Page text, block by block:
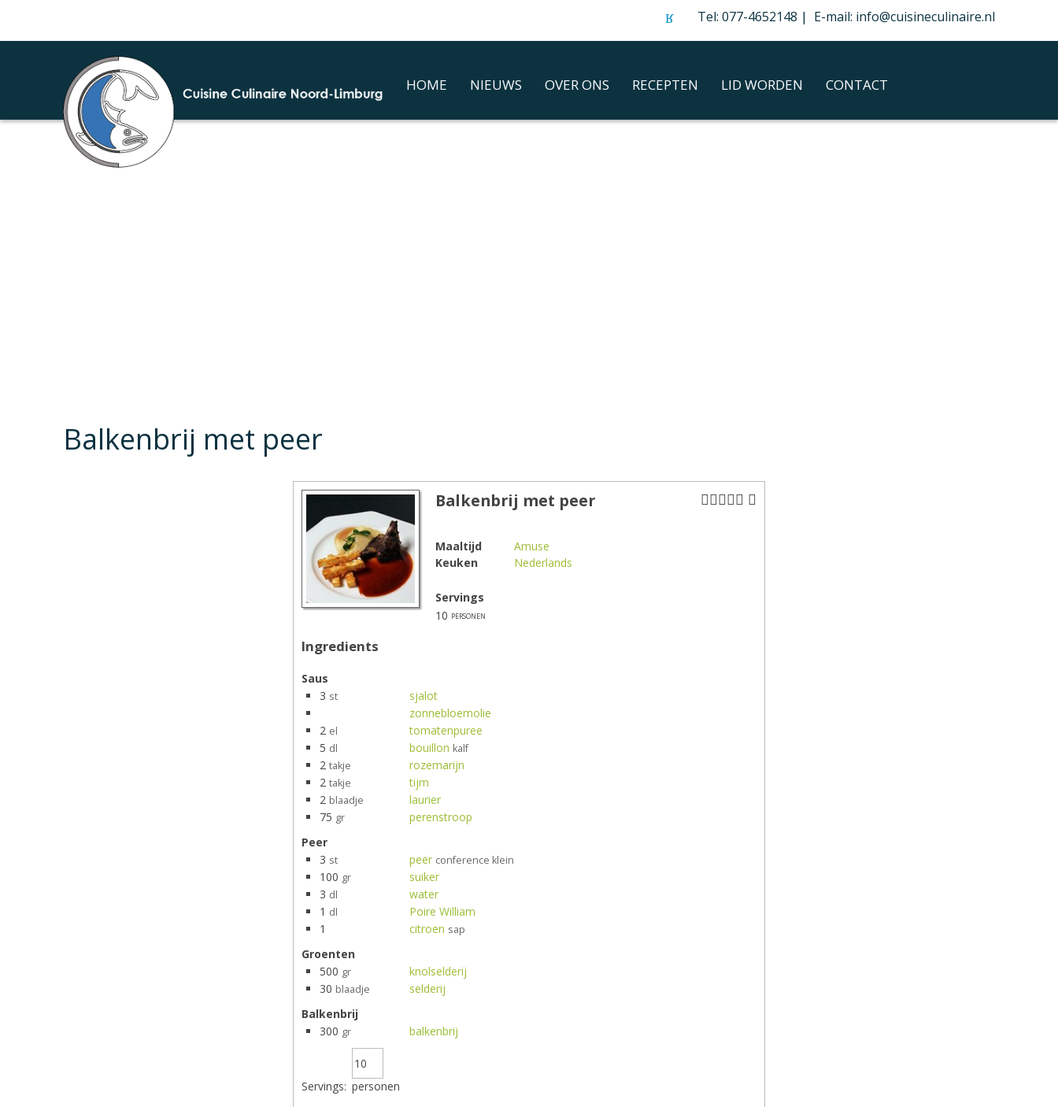
Tel: 077-4652148 | E-mail: info@cuisineculinaire.nl
HOME NIEUWS OVER ONS RECEPTEN LID WORDEN CONTACT
Balkenbrij met peer
Balkenbrij met peer
Maaltijd
Amuse
Keuken
Nederlands
Servings
10 personen
Ingredients
Saus
3 st
sjalot
zonnebloemolie
2 el
tomatenpuree
5 dl bouillon kalf
2 takje
rozemarijn
2 takje
tijm
2 blaadje
laurier
75 gr
perenstroop
Peer
3 st peer conference klein
100 gr
suiker
3 dl
water
1 dl
Poire William
1
citroen sap
Groenten
500 gr
knolselderij
30 blaadje
selderij
Balkenbrij
300 gr balkenbrij
Servings: personen